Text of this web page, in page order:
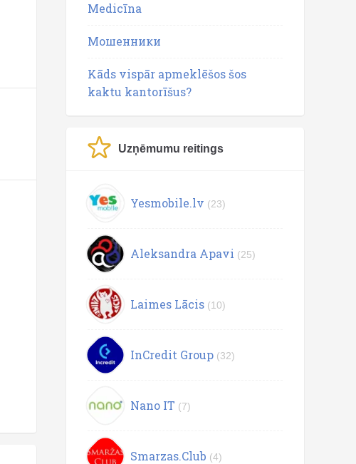
Medicīna
Мошенники
Kāds vispār apmeklēšos šos
kaktu kantorīšus?
Uzņēmumu reitings
Yesmobile.lv (23)
Aleksandra Apavi (25)
Laimes Lācis (10)
InCredit Group (32)
Nano IT (7)
Smarzas.Club (4)